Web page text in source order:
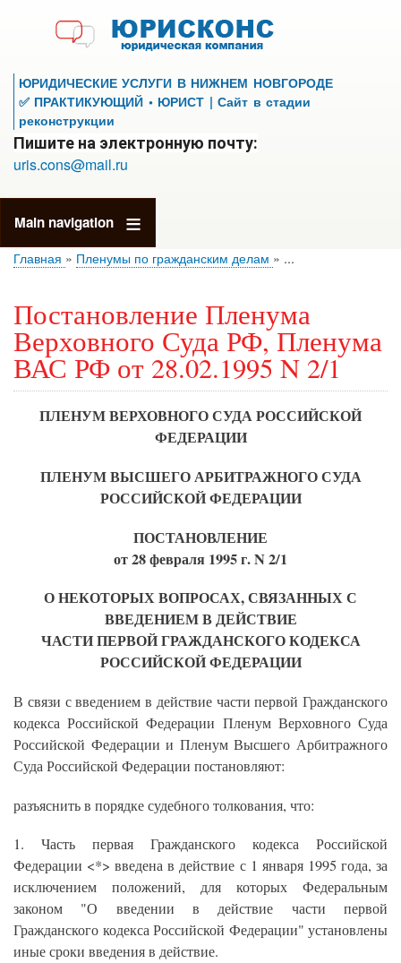
к
основному
содержанию
ЮРИДИЧЕСКИЕ УСЛУГИ В НИЖНЕМ НОВГОРОДЕ
✅ ПРАКТИКУЮЩИЙ • ЮРИСТ | Сайт в стадии
реконструкции
Пишите на электронную почту:
uris.cons@mail.ru
Main navigation
Главная Пленумы по гражданским делам ...
Постановление Пленума
Верховного Суда РФ, Пленума
ВАС РФ от 28.02.1995 N 2/1
ПЛЕНУМ ВЕРХОВНОГО СУДА РОССИЙСКОЙ
ФЕДЕРАЦИИ
ПЛЕНУМ ВЫСШЕГО АРБИТРАЖНОГО СУДА
РОССИЙСКОЙ ФЕДЕРАЦИИ
ПОСТАНОВЛЕНИЕ
от 28 февраля 1995 г. N 2/1
О НЕКОТОРЫХ ВОПРОСАХ, СВЯЗАННЫХ С
ВВЕДЕНИЕМ В ДЕЙСТВИЕ
ЧАСТИ ПЕРВОЙ ГРАЖДАНСКОГО КОДЕКСА
РОССИЙСКОЙ ФЕДЕРАЦИИ
В связи с введением в действие части первой Гражданского
кодекса Российской Федерации Пленум Верховного Суда
Российской Федерации и Пленум Высшего Арбитражного
Суда Российской Федерации постановляют:
разъяснить в порядке судебного толкования, что:
1. Часть первая Гражданского кодекса Российской
Федерации <*> введена в действие с 1 января 1995 года, за
исключением положений, для которых Федеральным
законом "О введении в действие части первой
Гражданского кодекса Российской Федерации" установлены
иные сроки введения в действие.